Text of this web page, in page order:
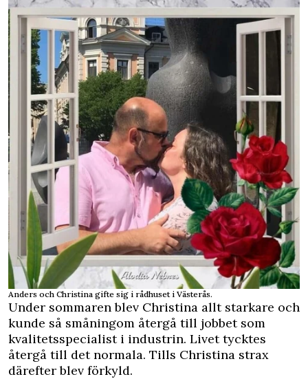
Anders och Christina gifte sig i rådhuset i Västerås.
Under sommaren blev Christina allt starkare och
kunde så småningom återgå till jobbet som
kvalitetsspecialist i industrin. Livet tycktes
återgå till det normala. Tills Christina strax
därefter blev förkyld.